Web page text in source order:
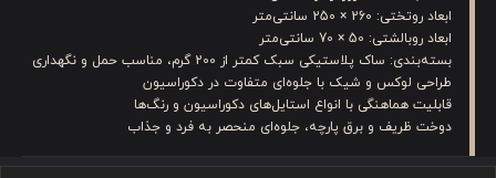
ابعاد روتختی: 260 × 250 سانتی‌متر
ابعاد روبالشتی: 50 × 70 سانتی‌متر
بسته‌بندی: ساک پلاستیکی سبک کمتر از 200 گرم، مناسب حمل و نگهداری
طراحی لوکس و شیک با جلوه‌ای متفاوت در دکوراسیون
قابلیت هماهنگی با انواع استایل‌های دکوراسیون و رنگ‌ها
دوخت ظریف و برق پارچه، جلوه‌ای منحصر به فرد و جذاب